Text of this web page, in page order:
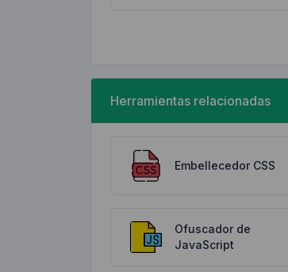
Herramientas relacionadas
Embellecedor CSS
Ofuscador de
JavaScript